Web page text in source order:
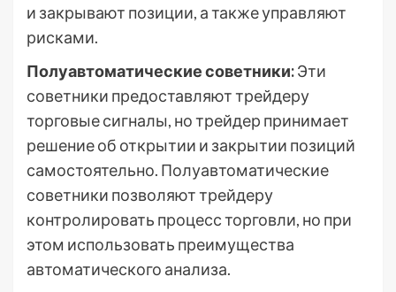
и закрывают позиции, а также управляют
рисками.
Полуавтоматические советники:Эти
советники предоставляют трейдеру
торговые сигналы, но трейдер принимает
решение об открытии и закрытии позиций
самостоятельно. Полуавтоматические
советники позволяют трейдеру
контролировать процесс торговли, но при
этом использовать преимущества
автоматического анализа.